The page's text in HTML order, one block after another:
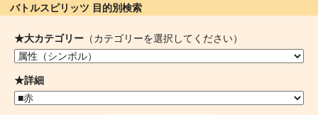
バトルスピリッツ 目的別検索
★大カテゴリー （カテゴリーを選択してください）
★詳細